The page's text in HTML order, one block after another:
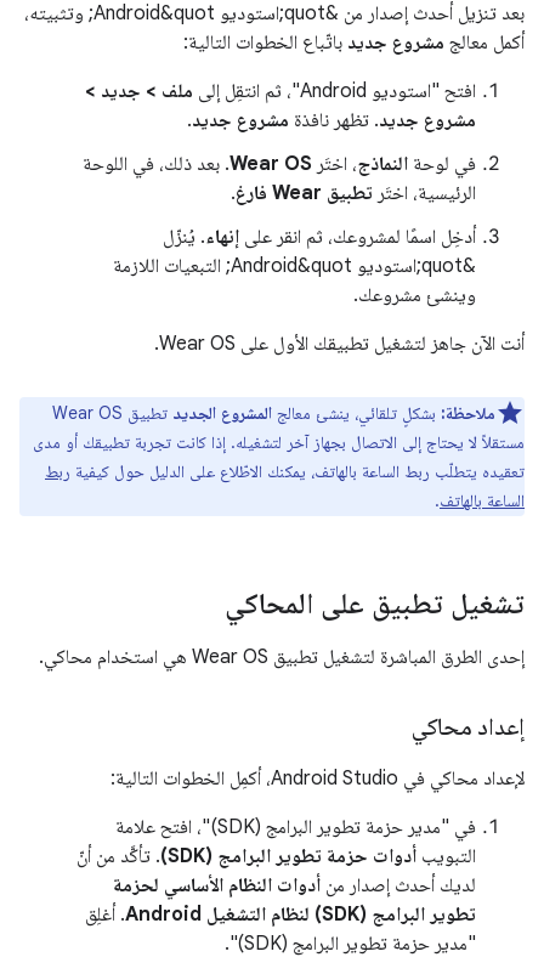
بعد تنزيل أحدث إصدار من &quot;استوديو Android&quot; وتثبيته،
أكمل معالج مشروع جديد باتّباع الخطوات التالية:
افتح "استوديو Android"، ثم انتقِل إلى
ملف > جديد >
مشروع جديد. تظهر نافذة مشروع جديد.
في لوحة النماذج، اختَر Wear OS. بعد ذلك، في اللوحة
الرئيسية، اختَر تطبيق Wear فارغ
.
أدخِل اسمًا لمشروعك، ثم انقر على إنهاء. يُنزّل
&quot;استوديو Android&quot; التبعيات اللازمة
وينشئ مشروعك.
أنت الآن جاهز لتشغيل تطبيقك الأول على Wear OS.
ملاحظة: بشكلٍ تلقائي، ينشئ معالج المشروع الجديد
تطبيق Wear OS
مستقلاً لا يحتاج إلى الاتصال بجهاز آخر لتشغيله. إذا كانت تجربة تطبيقك أو مدى
تعقيده يتطلّب ربط الساعة بالهاتف، يمكنك الاطّلاع على الدليل حول كيفية ربط
الساعة بالهاتف.
تشغيل تطبيق على المحاكي
إحدى الطرق المباشرة لتشغيل تطبيق Wear OS هي استخدام محاكي.
إعداد محاكي
لإعداد محاكي في Android Studio، أكمِل الخطوات التالية:
في "مدير حزمة تطوير البرامج (SDK)"، افتح علامة
التبويب أدوات حزمة تطوير البرامج (SDK)
. تأكَّد من أنّ
لديك أحدث إصدار من أدوات النظام الأساسي لحزمة
تطوير البرامج (SDK) لنظام التشغيل Android
. أغلِق
"مدير حزمة تطوير البرامج (SDK)".